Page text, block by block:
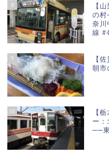
8
【
の
奈
線
9
【
朝市
10
【
ー
──